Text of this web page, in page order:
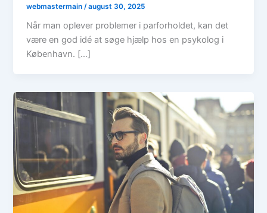
webmastermain /august 30, 2025
Når man oplever problemer i parforholdet, kan det
være en god idé at søge hjælp hos en psykolog i
København. […]